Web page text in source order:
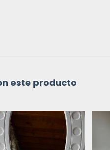
este producto